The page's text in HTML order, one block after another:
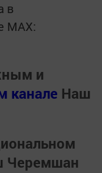
в
MАХ:
и
канале Наш
Черемшан